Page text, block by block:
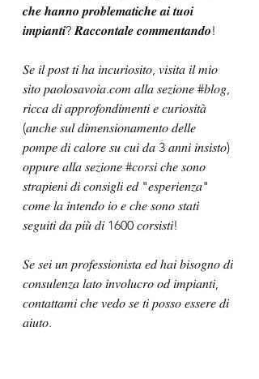
𝒄𝒉𝒆 𝒉𝒂𝒏𝒏𝒐 𝒑𝒓𝒐𝒃𝒍𝒆𝒎𝒂𝒕𝒊𝒄𝒉𝒆 𝒂𝒊 𝒕𝒖𝒐𝒊
𝒊𝒎𝒑𝒊𝒂𝒏𝒕𝒊? 𝑹𝒂𝒄𝒄𝒐𝒏𝒕𝒂𝒍𝒆 𝒄𝒐𝒎𝒎𝒆𝒏𝒕𝒂𝒏𝒅𝒐!
𝑆𝑒 𝑖𝑙 𝑝𝑜𝑠𝑡 𝑡𝑖 ℎ𝑎 𝑖𝑛𝑐𝑢𝑟𝑖𝑜𝑠𝑖𝑡𝑜, 𝑣𝑖𝑠𝑖𝑡𝑎 𝑖𝑙 𝑚𝑖𝑜
𝑠𝑖𝑡𝑜 𝑝𝑎𝑜𝑙𝑜𝑠𝑎𝑣𝑜𝑖𝑎.𝑐𝑜𝑚 𝑎𝑙𝑙𝑎 𝑠𝑒𝑧𝑖𝑜𝑛𝑒 #𝑏𝑙𝑜𝑔,
𝑟𝑖𝑐𝑐𝑎 𝑑𝑖 𝑎𝑝𝑝𝑟𝑜𝑓𝑜𝑛𝑑𝑖𝑚𝑒𝑛𝑡𝑖 𝑒 𝑐𝑢𝑟𝑖𝑜𝑠𝑖𝑡𝑎̀
(𝑎𝑛𝑐ℎ𝑒 𝑠𝑢𝑙 𝑑𝑖𝑚𝑒𝑛𝑠𝑖𝑜𝑛𝑎𝑚𝑒𝑛𝑡𝑜 𝑑𝑒𝑙𝑙𝑒
𝑝𝑜𝑚𝑝𝑒 𝑑𝑖 𝑐𝑎𝑙𝑜𝑟𝑒 𝑠𝑢 𝑐𝑢𝑖 𝑑𝑎 3 𝑎𝑛𝑛𝑖 𝑖𝑛𝑠𝑖𝑠𝑡𝑜)
𝑜𝑝𝑝𝑢𝑟𝑒 𝑎𝑙𝑙𝑎 𝑠𝑒𝑧𝑖𝑜𝑛𝑒 #𝑐𝑜𝑟𝑠𝑖 𝑐ℎ𝑒 𝑠𝑜𝑛𝑜
𝑠𝑡𝑟𝑎𝑝𝑖𝑒𝑛𝑖 𝑑𝑖 𝑐𝑜𝑛𝑠𝑖𝑔𝑙𝑖 𝑒𝑑 "𝑒𝑠𝑝𝑒𝑟𝑖𝑒𝑛𝑧𝑎"
𝑐𝑜𝑚𝑒 𝑙𝑎 𝑖𝑛𝑡𝑒𝑛𝑑𝑜 𝑖𝑜 𝑒 𝑐ℎ𝑒 𝑠𝑜𝑛𝑜 𝑠𝑡𝑎𝑡𝑖
𝑠𝑒𝑔𝑢𝑖𝑡𝑖 𝑑𝑎 𝑝𝑖𝑢̀ 𝑑𝑖 1600 𝑐𝑜𝑟𝑠𝑖𝑠𝑡𝑖!
𝑆𝑒 𝑠𝑒𝑖 𝑢𝑛 𝑝𝑟𝑜𝑓𝑒𝑠𝑠𝑖𝑜𝑛𝑖𝑠𝑡𝑎 𝑒𝑑 ℎ𝑎𝑖 𝑏𝑖𝑠𝑜𝑔𝑛𝑜 𝑑𝑖
𝑐𝑜𝑛𝑠𝑢𝑙𝑒𝑛𝑧𝑎 𝑙𝑎𝑡𝑜 𝑖𝑛𝑣𝑜𝑙𝑢𝑐𝑟𝑜 𝑜𝑑 𝑖𝑚𝑝𝑖𝑎𝑛𝑡𝑖,
𝑐𝑜𝑛𝑡𝑎𝑡𝑡𝑎𝑚𝑖 𝑐ℎ𝑒 𝑣𝑒𝑑𝑜 𝑠𝑒 𝑡𝑖 𝑝𝑜𝑠𝑠𝑜 𝑒𝑠𝑠𝑒𝑟𝑒 𝑑𝑖
𝑎𝑖𝑢𝑡𝑜.